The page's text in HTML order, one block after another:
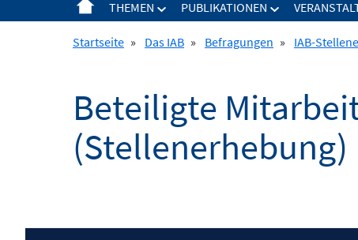
THEMEN PUBLIKATIONEN
Startseite » Das IAB » Befragungen » IAB-
Beteiligte
(Stellenerhebung)